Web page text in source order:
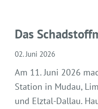
Das
02. Juni 2026
Am 11. Juni 2026
Station in Mudau,
und Elztal-Dallau.